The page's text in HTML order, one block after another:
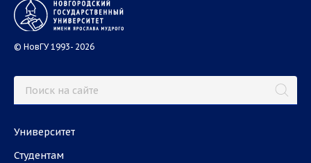
© НовГУ 1993- 2026
Университет
Студентам